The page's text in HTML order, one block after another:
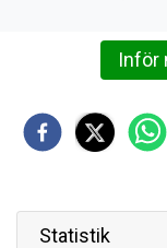
Inför
Statistik